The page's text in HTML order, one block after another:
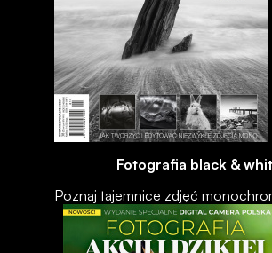
Fotografia black &
Poznaj tajemnice zdjęć